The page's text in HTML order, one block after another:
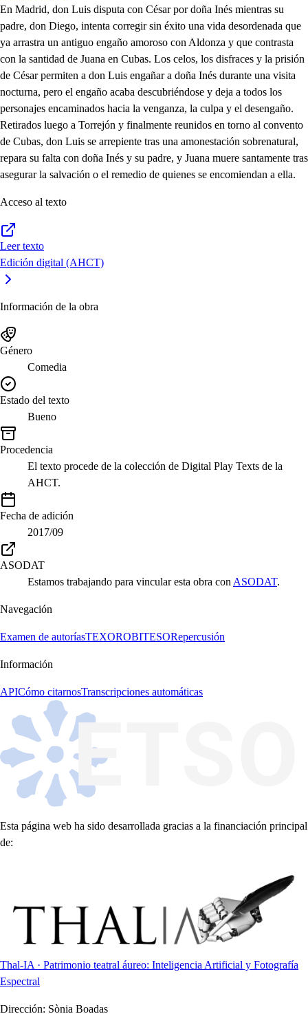
En Madrid, don Luis disputa con César por doña Inés mientras su
padre, don Diego, intenta corregir sin éxito una vida desordenada que
ya arrastra un antiguo engaño amoroso con Aldonza y que contrasta
con la santidad de Juana en Cubas. Los celos, los disfraces y la prisión
de César permiten a don Luis engañar a doña Inés durante una visita
nocturna, pero el engaño acaba descubriéndose y deja a todos los
personajes encaminados hacia la venganza, la culpa y el desengaño.
Retirados luego a Torrejón y finalmente reunidos en torno al convento
de Cubas, don Luis se arrepiente tras una amonestación sobrenatural,
repara su falta con doña Inés y su padre, y Juana muere santamente tras
asegurar la salvación o el remedio de quienes se encomiendan a ella.
Acceso al texto
Leer texto
Edición digital (AHCT)
Información de la obra
Género
Comedia
Estado del texto
Bueno
Procedencia
El texto procede de la colección de Digital Play Texts de la
AHCT.
Fecha de adición
2017/09
ASODAT
Estamos trabajando para vincular esta obra con ASODAT.
Navegación
Examen de autoríasTEXOROBITESORepercusión
Información
APICómo citarnosTranscripciones automáticas
Esta página web ha sido desarrollada gracias a la financiación principal
de:
Thal-IA · Patrimonio teatral áureo: Inteligencia Artificial y Fotografía
Espectral
Dirección: Sònia Boadas